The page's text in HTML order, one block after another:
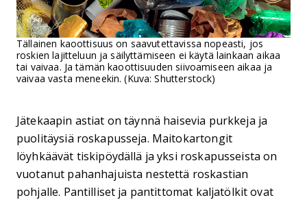
Tällainen kaoottisuus on saavutettavissa nopeasti, jos
roskien lajitteluun ja säilyttämiseen ei käytä lainkaan aikaa
tai vaivaa. Ja tämän kaoottisuuden siivoamiseen aikaa ja
vaivaa vasta meneekin. (Kuva: Shutterstock)
Jätekaapin astiat on täynnä haisevia purkkeja ja
puolitäysiä roskapusseja. Maitokartongit
löyhkäävät tiskipöydällä ja yksi roskapusseista on
vuotanut pahanhajuista nestettä roskastian
pohjalle. Pantilliset ja pantittomat kaljatölkit ovat